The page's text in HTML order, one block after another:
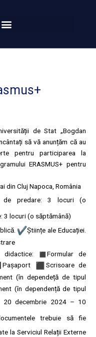
de Stat „Bogdan
să vă anunțăm că au
pentru participarea la
ERASMUS+ pentru
din Cluj Napoca, România
de predare: 3 locuri (o
3 locuri (o săptămână)
Științe ale Educației.
didactice:
Formular de
Pașaport
Scrisoare de
(în dependeță de tipul
(în dependență de tipul
20 decembrie 2024 – 10
trebuie să fie
la Serviciul Relații Externe